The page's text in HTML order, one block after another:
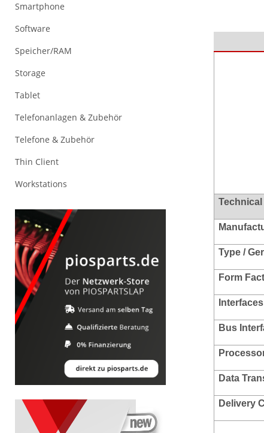
Technical
Type /
Form
Bus
Data
Delivery
Smartphone
Software
Speicher/RAM
Storage
Tablet
Telefonanlagen & Zubehör
Telefone & Zubehör
Thin Client
Workstations